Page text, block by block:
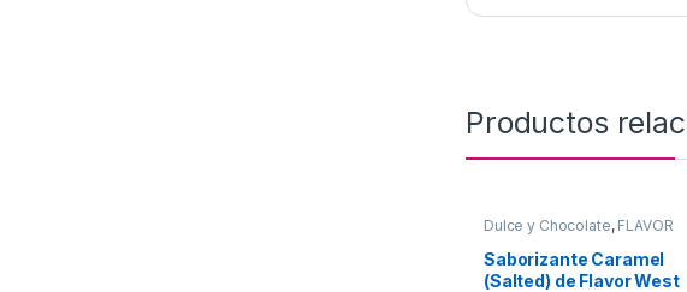
Productos
Dulce y Chocolate, FLAVOR
,
Chocolate,Saborizantes
Saborizante Caramel
(Salted) de Flavor West